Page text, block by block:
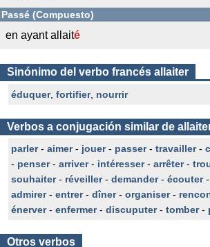
Passé (Compuesto)
en ayant allaité
Sinónimo del verbo francés allaiter
éduquer, fortifier, nourrir
Verbos a conjugación similar de
parler- aimer- jouer- passer- travailler-
- penser- arriver- intéresser- arrêter-
souhaiter- réveiller- demander- écouter-
admirer- entrer- dîner- organiser-
énerver- enfermer- discuputer- tomber-
Otros verbos